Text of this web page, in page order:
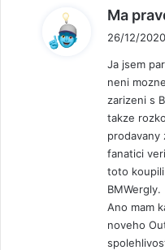
Ma
26/12/
Ja jsem
neni
zarizeni s
takze
prodavany
fanatici
toto
BMWergly.
Ano mam
noveho